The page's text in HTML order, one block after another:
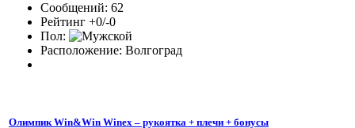
Сообщений: 62
Рейтинг +0/-0
Пол:
Расположение: Волгоград
Олимпик Win&Win Winex – рукоятка + плечи + бонусы